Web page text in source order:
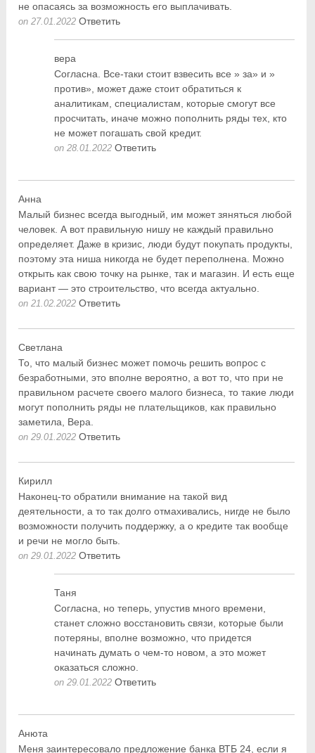
не опасаясь за возможность его выплачивать.
on 27.01.2022 Ответить
вера
Согласна. Все-таки стоит взвесить все » за» и »
против», может даже стоит обратиться к
аналитикам, специалистам, которые смогут все
просчитать, иначе можно пополнить ряды тех, кто
не может погашать свой кредит.
on 28.01.2022 Ответить
Анна
Малый бизнес всегда выгодный, им может зяняться любой
человек. А вот правильную нишу не каждый правильно
определяет. Даже в кризис, люди будут покупать продукты,
поэтому эта ниша никогда не будет переполнена. Можно
открыть как свою точку на рынке, так и магазин. И есть еще
вариант — это строительство, что всегда актуально.
on 21.02.2022 Ответить
Светлана
То, что малый бизнес может помочь решить вопрос с
безработными, это вполне вероятно, а вот то, что при не
правильном расчете своего малого бизнеса, то такие люди
могут пополнить ряды не плательщиков, как правильно
заметила, Вера.
on 29.01.2022 Ответить
Кирилл
Наконец-то обратили внимание на такой вид
деятельности, а то так долго отмахивались, нигде не было
возможности получить поддержку, а о кредите так вообще
и речи не могло быть.
on 29.01.2022 Ответить
Таня
Согласна, но теперь, упустив много времени,
станет сложно восстановить связи, которые были
потеряны, вполне возможно, что придется
начинать думать о чем-то новом, а это может
оказаться сложно.
on 29.01.2022 Ответить
Анюта
Меня заинтересовало предложение банка ВТБ 24, если я